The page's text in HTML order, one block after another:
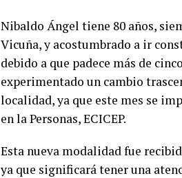
Nibaldo Ángel tiene 80 años,
Vicuña, y acostumbrado a ir
debido a que padece más de
experimentado un cambio
localidad, ya que este mes se
en la Personas, ECICEP.
Esta nueva modalidad fue
ya que significará tener una